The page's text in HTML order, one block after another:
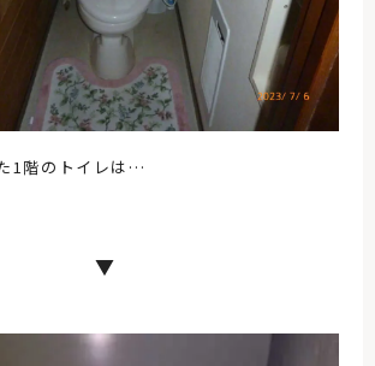
1階のトイレは…
▼